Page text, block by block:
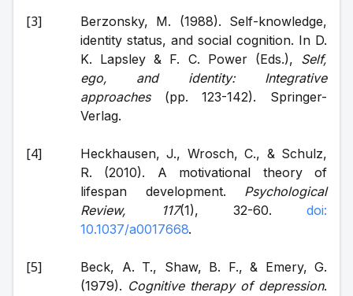
Berzonsky, M. (1988). Self-knowledge,
identity status, and social cognition. In D.
K. Lapsley & F. C. Power (Eds.), Self,
ego, and identity: Integrative
approaches (pp. 123-142). Springer-
Verlag.
Heckhausen, J., Wrosch, C., & Schulz,
R. (2010). A motivational theory of
lifespan development. Psychological
Review, 117(1), 32-60. doi:
10.1037/a0017668.
Beck, A. T., Shaw, B. F., & Emery, G.
(1979). Cognitive therapy of depression.